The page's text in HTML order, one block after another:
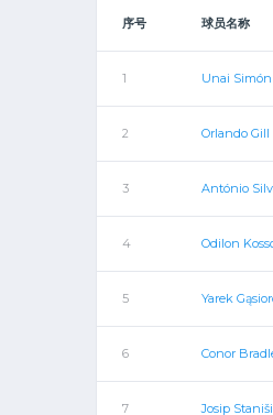
序号 球员名称
1 Unai Simón
2 Orlando Gill
3 António
4 Odilon
5 Yarek
6 Conor
7 Josip